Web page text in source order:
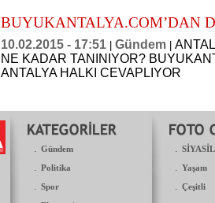
​BUYUKANTALYA.COM’DAN
10.02.2015 - 17:51 Gündem
NE KADAR TANINIYOR?
ANTALYA HALKI CEVAPLIYOR
. Gündem
. Politika
. Spor
.
. Yaşam
. Çeşitli